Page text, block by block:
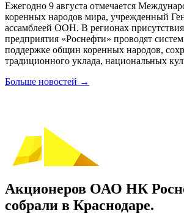
Ежегодно 9 августа отмечается
коренных народов мира, учрежденный
ассамблеей ООН. В регионах
предприятия «Роснефти» проводят
поддержке общин коренных народов,
традиционного уклада, национальных
Больше новостей →
Акционеров ОАО НК
собрали в Краснодаре.